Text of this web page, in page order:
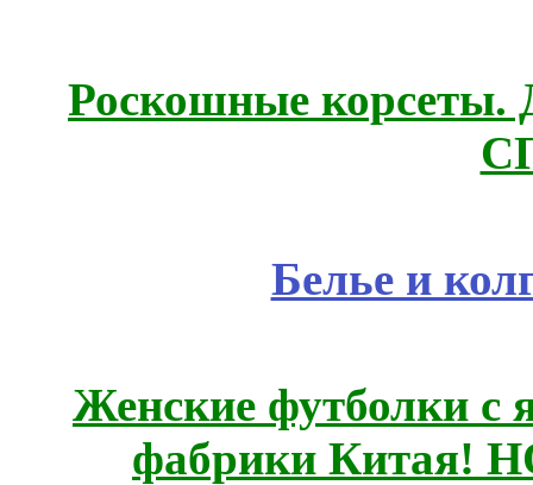
Роскошные корсеты.
Белье и
Женские футболки с
фабрики Китая!